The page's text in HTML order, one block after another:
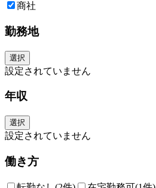
商社
勤務地
選択
設定されていません
年収
選択
設定されていません
働き方